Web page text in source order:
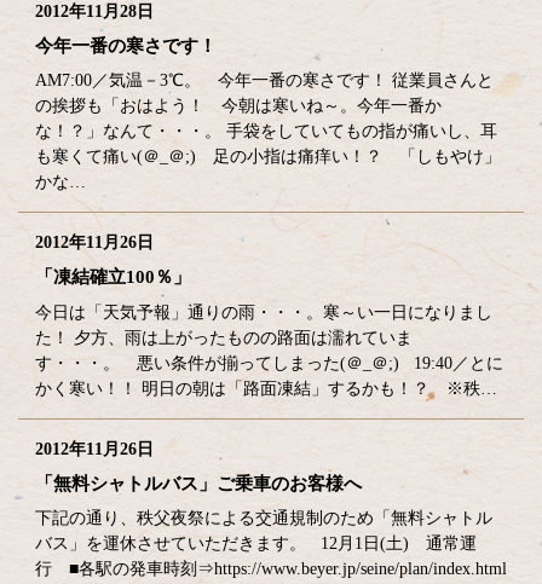
2012年11月28日
今年一番の寒さです！
AM7:00／気温－3℃。 今年一番の寒さです！ 従業員さんと
の挨拶も「おはよう！ 今朝は寒いね～。今年一番か
な！？」なんて・・・。 手袋をしていてもの指が痛いし、耳
も寒くて痛い(＠_＠;) 足の小指は痛痒い！？ 「しもやけ」
かな…
2012年11月26日
「凍結確立100％」
今日は「天気予報」通りの雨・・・。寒～い一日になりまし
た！ 夕方、雨は上がったものの路面は濡れていま
す・・・。 悪い条件が揃ってしまった(＠_＠;) 19:40／とに
かく寒い！！ 明日の朝は「路面凍結」するかも！？ ※秩…
2012年11月26日
「無料シャトルバス」ご乗車のお客様へ
下記の通り、秩父夜祭による交通規制のため「無料シャトル
バス」を運休させていただきます。 12月1日(土) 通常運
行 ■各駅の発車時刻⇒https://www.beyer.jp/seine/plan/index.html